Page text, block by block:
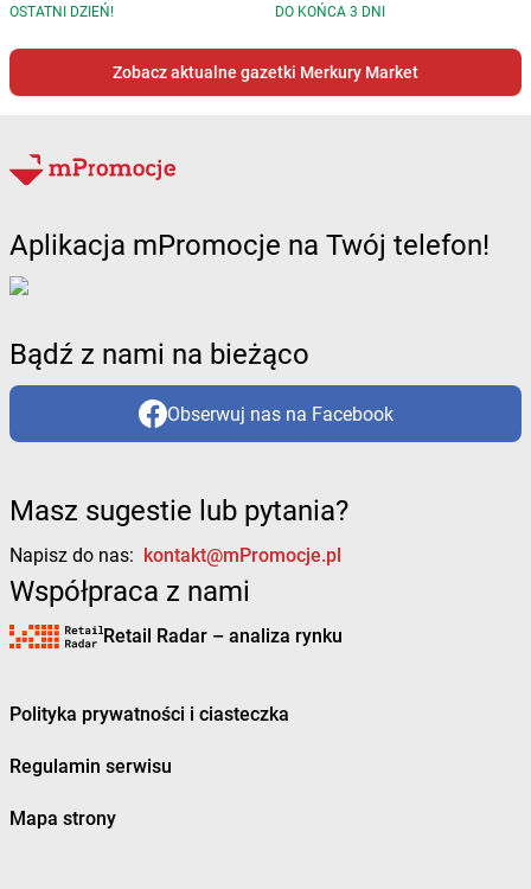
OSTATNI DZIEŃ!
DO KOŃCA 3 DNI
Zobacz aktualne gazetki Merkury Market
Aplikacja mPromocje na Twój telefon!
Bądź z nami na bieżąco
Obserwuj nas na Facebook
Masz sugestie lub pytania?
Napisz do nas: kontakt@mPromocje.pl
Współpraca z nami
Retail Radar – analiza rynku
Polityka prywatności i ciasteczka
Regulamin serwisu
Mapa strony